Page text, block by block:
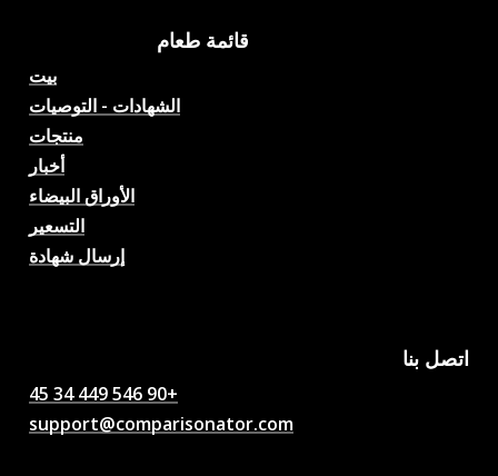
قائمة طعام
بيت
الشهادات - التوصيات
منتجات
أخبار
الأوراق البيضاء
التسعير
إرسال شهادة
اتصل بنا
+90 546 449 34 45
support@comparisonator.com